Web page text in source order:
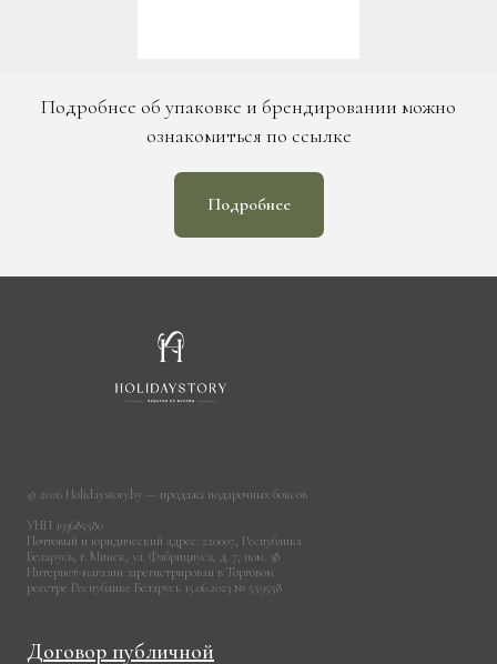
Подробнее об упаковке и брендировании можно
ознакомиться по ссылке
Подробнее
© 2026 Holidaystory.by — продажа подарочных боксов
УНП 193685580
Почтовый и юридический адрес: 220007, Республика
Беларусь, г. Минск, ул. Фабрициуса, д. 7, пом. 38
Интернет-магазин зарегистрирован в Торговом
реестре Республике Беларусь 15.06.2023 № 559558
Договор публичной